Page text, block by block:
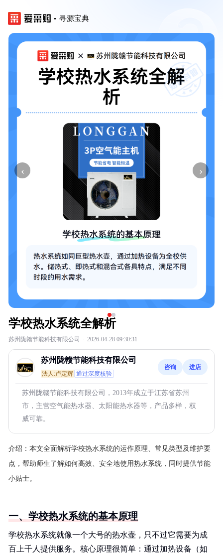
寻源宝典
‹ ›
学校热水系统全解析
苏州陇赣节能科技有限公司 · 2026-04-28 09:30:31
苏州陇赣节能科技有限公司
法人:卢定辉 通过深度核验
咨询 进店
苏州陇赣节能科技有限公司，2013年成立于江苏省苏州
市，主营空气能热水器、太阳能热水器等，产品多样，权
威可靠。
介绍： 本文全面解析学校热水系统的运作原理、常见类型及维护要
点，帮助师生了解如何高效、安全地使用热水系统，同时提供节能
小贴士。
一、学校热水系统的基本原理
学校热水系统就像一个大号的热水壶，只不过它需要为成
百上千人提供服务。核心原理很简单：通过加热设备（如